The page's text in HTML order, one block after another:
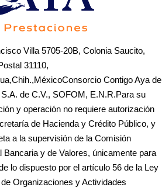
Villa 5705-20B, Colonia Saucito,
31110,
Contigo Aya de
de C.V., SOFOM, E.N.R.Para su
y operación no requiere autorización
de Hacienda y Crédito Público, y
a la supervisión de la Comisión
Bancaria y de Valores, únicamente para
lo dispuesto por el artículo 56 de la Ley
Organizaciones y Actividades